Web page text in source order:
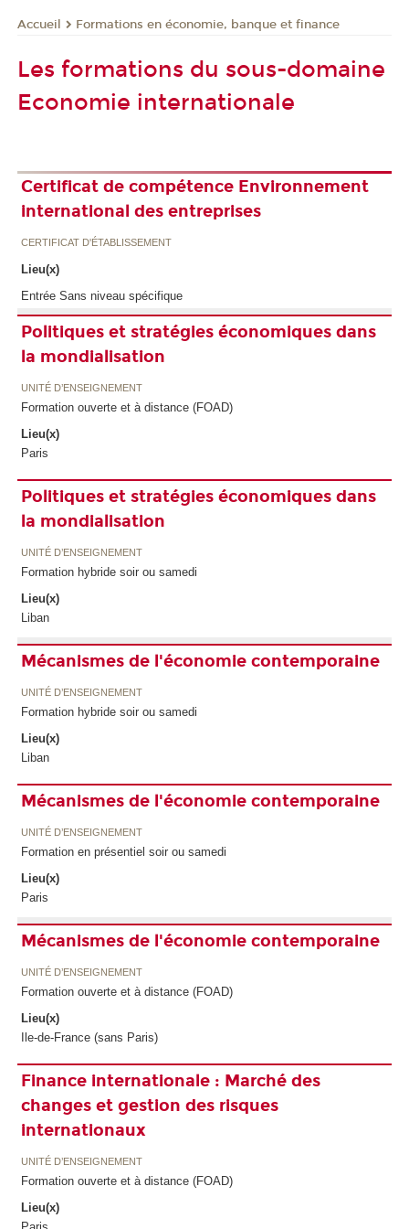
Accueil Formations en économie, banque et finance
Les formations du sous-domaine
Economie internationale
Certificat de compétence Environnement
international des entreprises
CERTIFICAT D'ÉTABLISSEMENT
Lieu(x)
Entrée Sans niveau spécifique
Politiques et stratégies économiques dans
la mondialisation
UNITÉ D’ENSEIGNEMENT
Formation ouverte et à distance (FOAD)
Lieu(x)
Paris
Politiques et stratégies économiques dans
la mondialisation
UNITÉ D’ENSEIGNEMENT
Formation hybride soir ou samedi
Lieu(x)
Liban
Mécanismes de l'économie contemporaine
UNITÉ D’ENSEIGNEMENT
Formation hybride soir ou samedi
Lieu(x)
Liban
Mécanismes de l'économie contemporaine
UNITÉ D’ENSEIGNEMENT
Formation en présentiel soir ou samedi
Lieu(x)
Paris
Mécanismes de l'économie contemporaine
UNITÉ D’ENSEIGNEMENT
Formation ouverte et à distance (FOAD)
Lieu(x)
Ile-de-France (sans Paris)
Finance internationale : Marché des
changes et gestion des risques
internationaux
UNITÉ D’ENSEIGNEMENT
Formation ouverte et à distance (FOAD)
Lieu(x)